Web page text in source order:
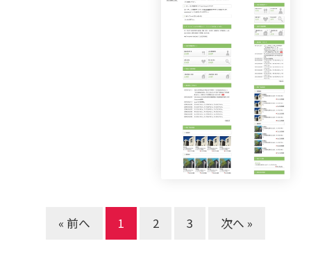
« 前へ 1 2 3 次へ »